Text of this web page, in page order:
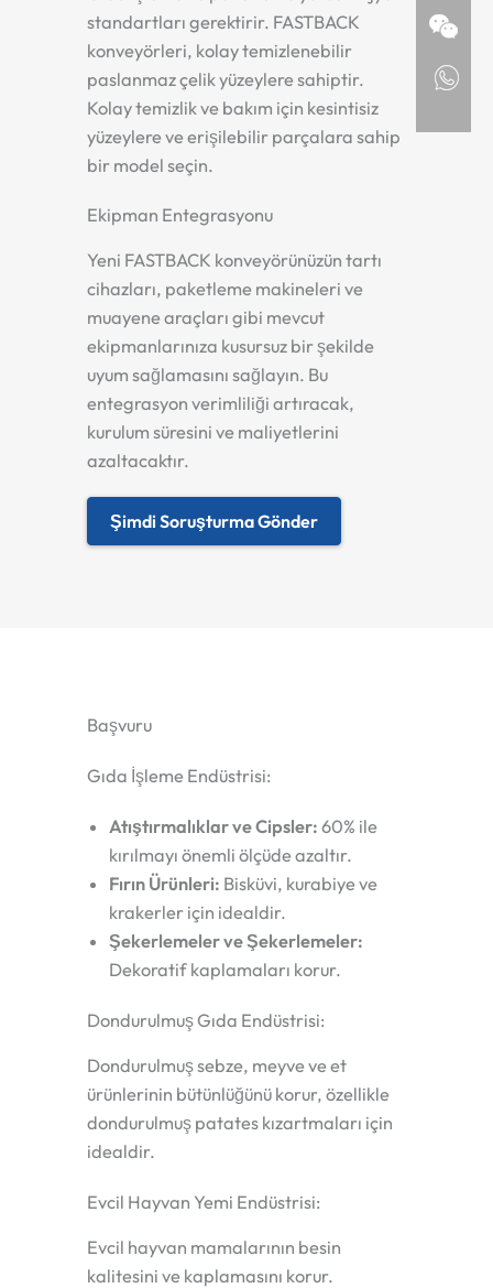
standartları gerektirir. FASTBACK
konveyörleri, kolay temizlenebilir
paslanmaz çelik yüzeylere sahiptir.
Kolay temizlik ve bakım için kesintisiz
yüzeylere ve erişilebilir parçalara sahip
bir model seçin.
Ekipman Entegrasyonu
Yeni FASTBACK konveyörünüzün tartı
cihazları, paketleme makineleri ve
muayene araçları gibi mevcut
ekipmanlarınıza kusursuz bir şekilde
uyum sağlamasını sağlayın. Bu
entegrasyon verimliliği artıracak,
kurulum süresini ve maliyetlerini
azaltacaktır.
Şimdi Soruşturma Gönder
Başvuru
Gıda İşleme Endüstrisi:
Atıştırmalıklar ve Cipsler: 60% ile
kırılmayı önemli ölçüde azaltır.
Fırın Ürünleri: Bisküvi, kurabiye ve
krakerler için idealdir.
Şekerlemeler ve Şekerlemeler:
Dekoratif kaplamaları korur.
Dondurulmuş Gıda Endüstrisi:
Dondurulmuş sebze, meyve ve et
ürünlerinin bütünlüğünü korur, özellikle
dondurulmuş patates kızartmaları için
idealdir.
Evcil Hayvan Yemi Endüstrisi:
Evcil hayvan mamalarının besin
kalitesini ve kaplamasını korur.